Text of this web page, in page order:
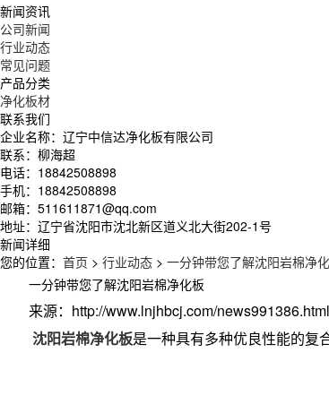
新闻资讯
公司新闻
行业动态
常见问题
产品分类
净化板材
联系我们
企业名称：辽宁中信达净化板有限公司
联系：柳海超
电话：18842508898
手机：18842508898
邮箱：511611871@qq.com
地址：辽宁省沈阳市沈北新区道义北大街202-1号
新闻详细
您的位置： 首页 > 行业动态 > 一分钟带您了解沈阳岩棉净
一分钟带您了解沈阳岩棉净化板
来源：http://www.lnjhbcj.com/
沈阳岩棉净化板是一种具有多种优良性能的复